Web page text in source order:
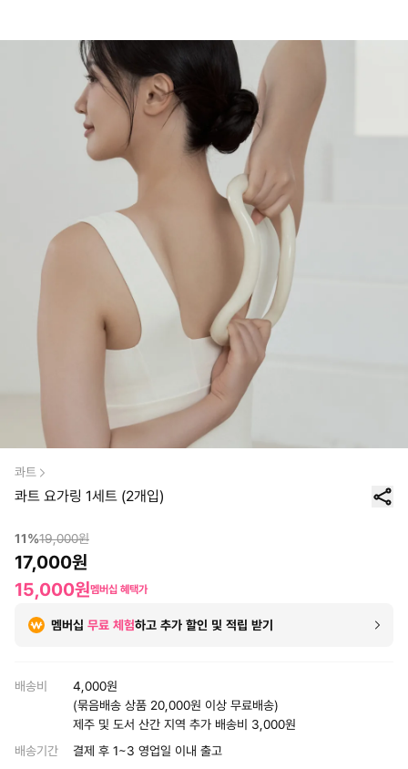
콰트
콰트 요가링 1세트 (2개입)
11%19,000원
17,000원
15,000원멤버십 혜택가
멤버십 무료 체험하고 추가 할인 및 적립 받기
배송비
4,000원
(묶음배송 상품 20,000원 이상 무료배송)
제주 및 도서 산간 지역 추가 배송비 3,000원
배송기간
결제 후 1~3 영업일 이내 출고